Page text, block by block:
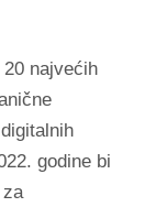
najvećih
godine bi